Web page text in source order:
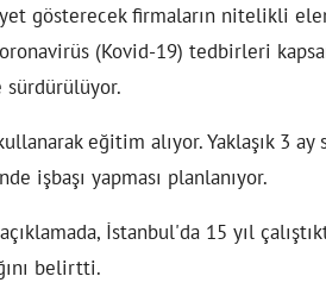
gösterecek firmaların nitelikli
(Kovid-19) tedbirleri
sürdürülüyor.
eğitim alıyor. Yaklaşık 3 ay
işbaşı yapması planlanıyor.
İstanbul'da 15 yıl
belirtti.